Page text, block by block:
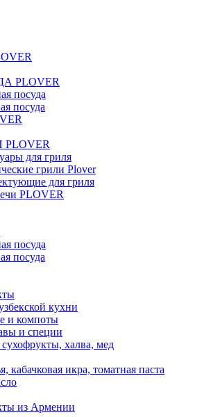
PLOVER
посуда
посуда
для гриля
грили Plover
для гриля
PLOVER
посуда
посуда
кухни
и компоты
и специи
халва, мед
кабачковая икра, томатная паста
из Армении